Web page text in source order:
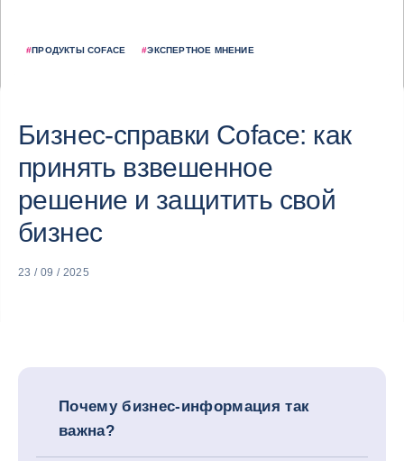
#ПРОДУКТЫ COFACE #ЭКСПЕРТНОЕ МНЕНИЕ
Бизнес-справки Coface: как
принять взвешенное
решение и защитить свой
бизнес
23 / 09 / 2025
Почему бизнес-информация так
важна?